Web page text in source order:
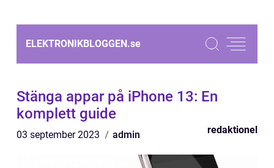
ELEKTRONIKBLOGGEN.se
Stänga appar på iPhone 13: En
komplett guide
03 september 2023 admin redaktionel